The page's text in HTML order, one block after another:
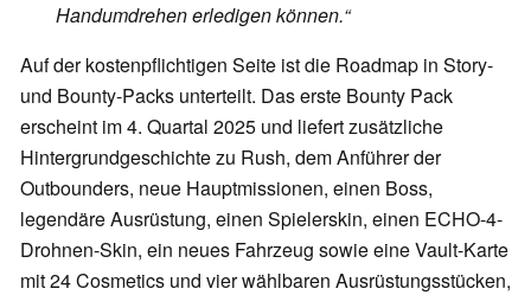
Handumdrehen erledigen können.“
Auf der kostenpflichtigen Seite ist die Roadmap in Story-
und Bounty-Packs unterteilt. Das erste Bounty Pack
erscheint im 4. Quartal 2025 und liefert zusätzliche
Hintergrundgeschichte zu Rush, dem Anführer der
Outbounders, neue Hauptmissionen, einen Boss,
legendäre Ausrüstung, einen Spielerskin, einen ECHO-4-
Drohnen-Skin, ein neues Fahrzeug sowie eine Vault-Karte
mit 24 Cosmetics und vier wählbaren Ausrüstungsstücken,